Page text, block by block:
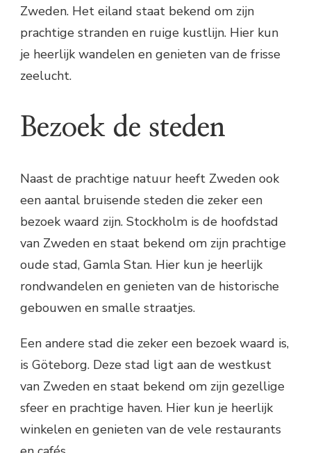
Zweden. Het eiland staat bekend om zijn
prachtige stranden en ruige kustlijn. Hier kun
je heerlijk wandelen en genieten van de frisse
zeelucht.
Bezoek de steden
Naast de prachtige natuur heeft Zweden ook
een aantal bruisende steden die zeker een
bezoek waard zijn. Stockholm is de hoofdstad
van Zweden en staat bekend om zijn prachtige
oude stad, Gamla Stan. Hier kun je heerlijk
rondwandelen en genieten van de historische
gebouwen en smalle straatjes.
Een andere stad die zeker een bezoek waard is,
is Göteborg. Deze stad ligt aan de westkust
van Zweden en staat bekend om zijn gezellige
sfeer en prachtige haven. Hier kun je heerlijk
winkelen en genieten van de vele restaurants